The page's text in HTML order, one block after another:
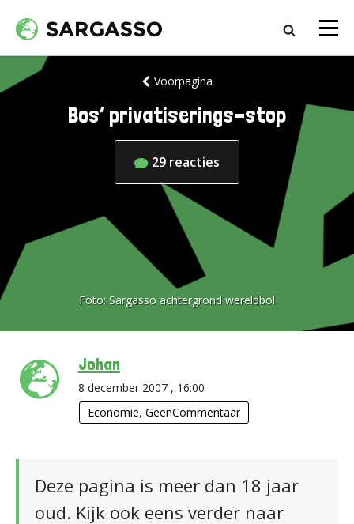
Voorpagina
Bos’ privatiserings-stop
29 reacties
Foto: Sargasso achtergrond wereldbol
Johan
8 december 2007 , 16:00
Economie, GeenCommentaar
Deze pagina is meer dan 18 jaar
oud. Kijk ook eens verder naar